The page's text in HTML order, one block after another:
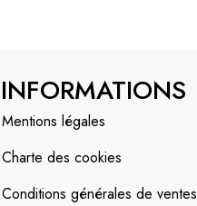
INFORMATIONS
Mentions légales
Charte des cookies
Conditions générales de ventes